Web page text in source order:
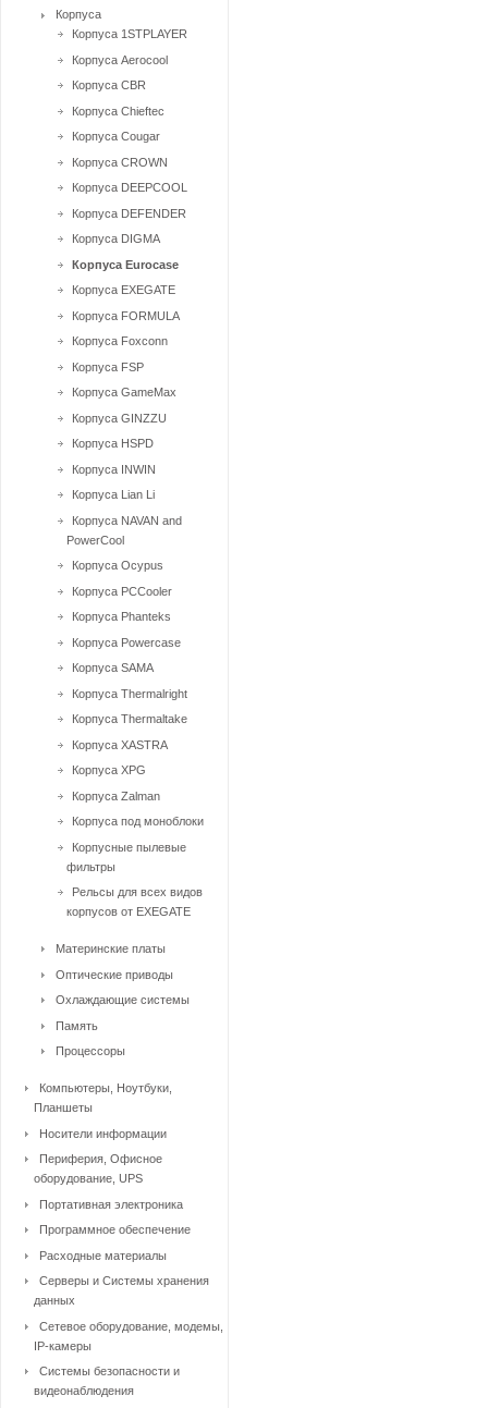
Корпуса
Корпуса 1STPLAYER
Корпуса Aerocool
Корпуса CBR
Корпуса Chieftec
Корпуса Cougar
Корпуса CROWN
Корпуса DEEPCOOL
Корпуса DEFENDER
Корпуса DIGMA
Корпуса Eurocase
Корпуса EXEGATE
Корпуса FORMULA
Корпуса Foxconn
Корпуса FSP
Корпуса GameMax
Корпуса GINZZU
Корпуса HSPD
Корпуса INWIN
Корпуса Lian Li
Корпуса NAVAN and
PowerCool
Корпуса Ocypus
Корпуса PCCooler
Корпуса Phanteks
Корпуса Powercase
Корпуса SAMA
Корпуса Thermalright
Корпуса Thermaltake
Корпуса XASTRA
Корпуса XPG
Корпуса Zalman
Корпуса под моноблоки
Корпусные пылевые
фильтры
Рельсы для всех видов
корпусов от EXEGATE
Материнские платы
Оптические приводы
Охлаждающие системы
Память
Процессоры
Компьютеры, Ноутбуки,
Планшеты
Носители информации
Периферия, Офисное
оборудование, UPS
Портативная электроника
Программное обеспечение
Расходные материалы
Серверы и Системы хранения
данных
Сетевое оборудование, модемы,
IP-камеры
Системы безопасности и
видеонаблюдения